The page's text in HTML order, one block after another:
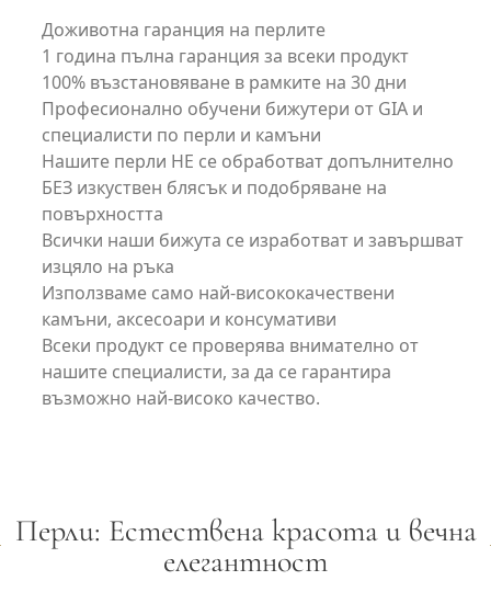
Доживотна гаранция на перлите
1 година пълна гаранция за всеки продукт
100% възстановяване в рамките на 30 дни
Професионално обучени бижутери от GIA и
специалисти по перли и камъни
Нашите перли НЕ се обработват допълнително
БЕЗ изкуствен блясък и подобряване на
повърхността
Всички наши бижута се изработват и завършват
изцяло на ръка
Използваме само най-висококачествени
камъни, аксесоари и консумативи
Всеки продукт се проверява внимателно от
нашите специалисти, за да се гарантира
възможно най-високо качество.
Перли: Естествена красота и вечна
елегантност